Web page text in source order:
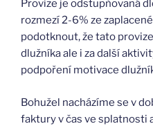
Provize je odstupňovaná
rozmezí 2-6% ze
podotknout, že tato
dlužníka ale i za další
podpoření motivace
Bohužel nacházíme se v
faktury v čas ve splatnosti